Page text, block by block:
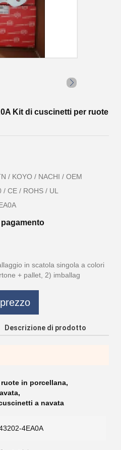
Kit di cuscinetti per ruote
/ KOYO / NACHI / OEM
CE / ROHS / UL
in scatola singola a colori
+ pallet, 2) imballag
Descrizione di prodotto
in porcellana,
,
a navata
4EA0A